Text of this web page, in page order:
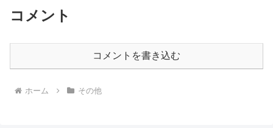
コメント
コメントを書き込む
ホーム その他